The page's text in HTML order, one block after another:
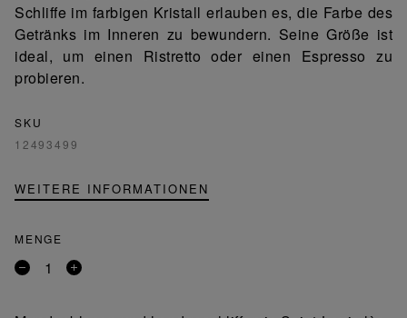
Schliffe im farbigen Kristall erlauben es, die Farbe des
Getränks im Inneren zu bewundern. Seine Größe ist
ideal, um einen Ristretto oder einen Espresso zu
probieren.
SKU
12493499
WEITERE INFORMATIONEN
MENGE
EntfernenEin